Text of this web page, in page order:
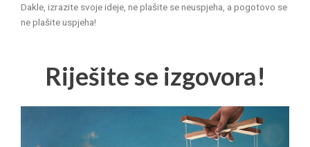
Dakle, izrazite svoje ideje, ne plašite se neuspjeha, a pogotovo se
ne plašite uspjeha!
Riješite se izgovora!